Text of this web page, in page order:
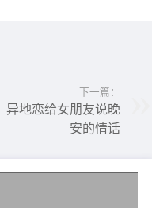
人可以依靠，我学会
需尽力。世上没有天生
下一篇：
异地恋给女朋友说晚
安的情话